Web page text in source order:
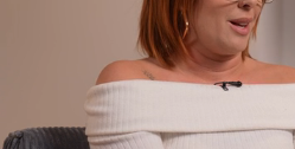
Loaded: